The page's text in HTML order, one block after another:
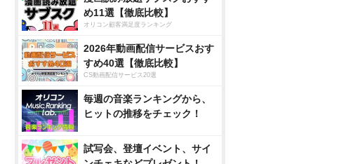
め11選【徹底比較】
オリコン顧客満足度ランキング
2026年動画配信サービスおす
すめ40選【徹底比較】
CS動画配信サービス20選
毎週の音楽ランキングから、
ヒットの推移をチェック！
試写会、登壇イベント、サイ